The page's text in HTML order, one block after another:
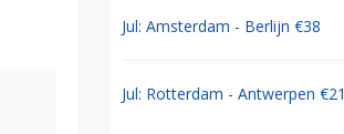
Jul: Amsterdam - Berlijn €38
Jul: Rotterdam - Antwerpen €21